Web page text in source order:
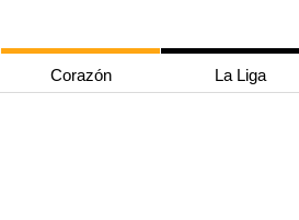
Corazón La Liga